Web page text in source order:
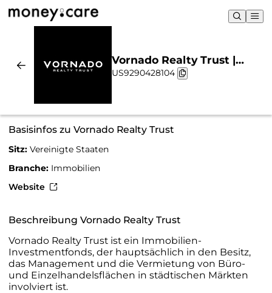
Vornado Realty Trust |
Nachhaltigkeit & Chart
US9290428104
Basisinfos zu Vornado Realty Trust
Sitz: Vereinigte Staaten
Branche: Immobilien
Website
Beschreibung Vornado Realty Trust
Vornado Realty Trust ist ein Immobilien-
Investmentfonds, der hauptsächlich in den Besitz,
das Management und die Vermietung von Büro-
und Einzelhandelsflächen in städtischen Märkten
involviert ist.